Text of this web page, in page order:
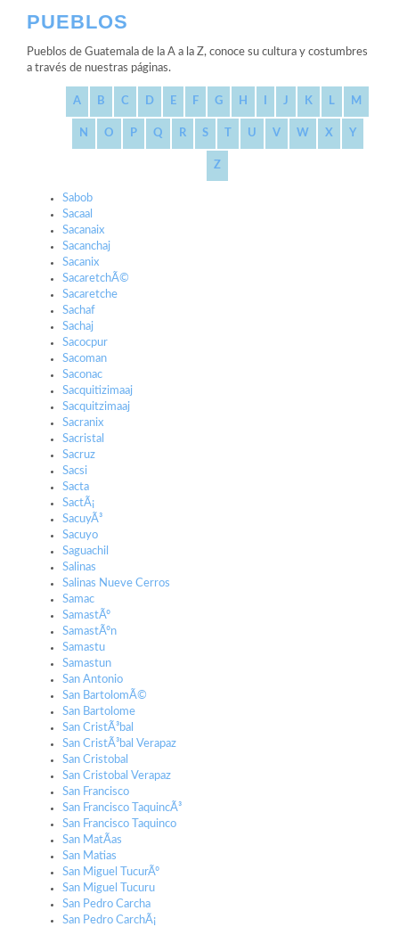
PUEBLOS
Pueblos de Guatemala de la A a la Z, conoce su cultura y costumbres
a través de nuestras páginas.
A B C D E F G H J K L M
N O P Q R S U V W X Y
Z
Sabob
Sacaal
Sacanaix
Sacanchaj
Sacanix
SacaretchÃ©
Sacaretche
Sachaf
Sachaj
Sacocpur
Sacoman
Saconac
Sacquitizimaaj
Sacquitzimaaj
Sacranix
Sacristal
Sacruz
Sacsi
Sacta
SactÃ¡
SacuyÃ³
Sacuyo
Saguachil
Salinas
Salinas Nueve Cerros
Samac
SamastÃº
SamastÃºn
Samastu
Samastun
San Antonio
San BartolomÃ©
San Bartolome
San CristÃ³bal
San CristÃ³bal Verapaz
San Cristobal
San Cristobal Verapaz
San Francisco
San Francisco TaquincÃ³
San Francisco Taquinco
San MatÃ­as
San Matias
San Miguel TucurÃº
San Miguel Tucuru
San Pedro Carcha
San Pedro CarchÃ¡